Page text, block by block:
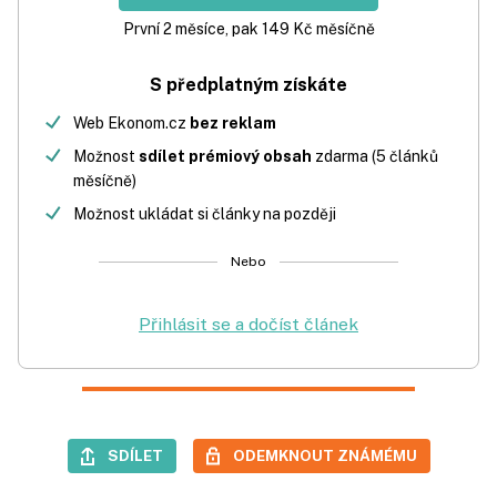
První 2 měsíce, pak 149 Kč měsíčně
S předplatným získáte
Web Ekonom.cz bez reklam
Možnost sdílet prémiový obsah zdarma (5 článků
měsíčně)
Možnost ukládat si články na později
Nebo
Přihlásit se a dočíst článek
SDÍLET ODEMKNOUT ZNÁMÉMU